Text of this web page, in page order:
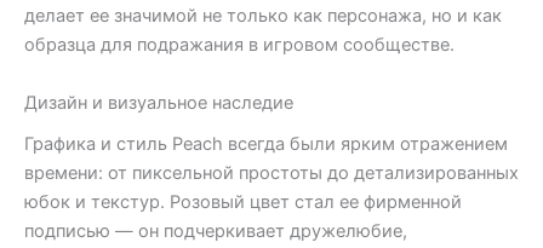
делает ее значимой не только как персонажа, но и как
образца для подражания в игровом сообществе.
Дизайн и визуальное наследие
Графика и стиль Peach всегда были ярким отражением
времени: от пиксельной простоты до детализированных
юбок и текстур. Розовый цвет стал ее фирменной
подписью — он подчеркивает дружелюбие,